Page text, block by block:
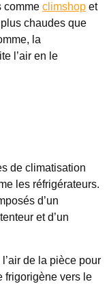
comme climshop et
chaudes que
la
l’air en le
de climatisation
les réfrigérateurs.
d’un
et d’un
de la pièce pour
frigorigène vers le